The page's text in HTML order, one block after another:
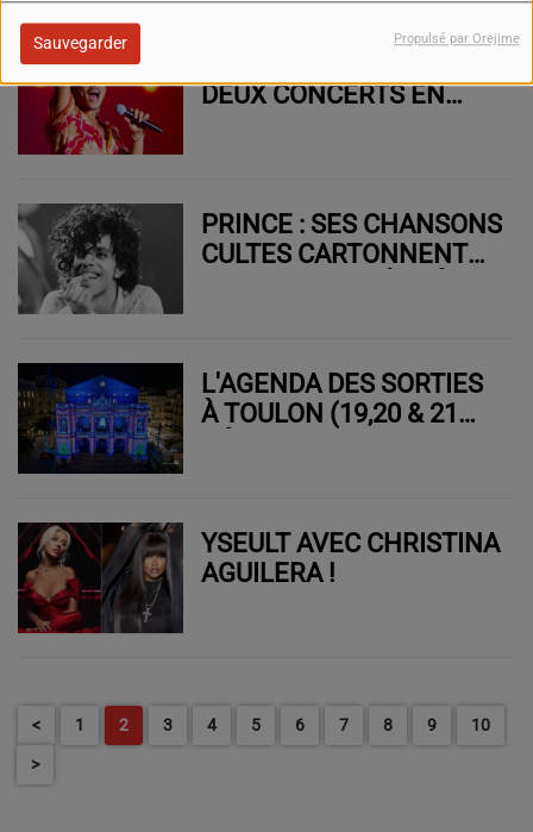
Sauvegarder Propulsé par Orejime
DEUX CONCERTS EN
PRINCE : SES CHANSONS
CULTES CARTONNENT
L'AGENDA DES SORTIES
À TOULON (19,20 & 21
YSEULT AVEC CHRISTINA
AGUILERA !
< 1 2 3 4 5 6 7 8 9 10
>